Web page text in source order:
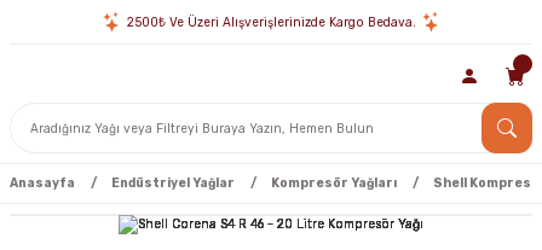
2500₺ Ve Üzeri Alışverişlerinizde Kargo Bedava.
Anasayfa Endüstriyel Yağlar Kompresör Yağları Shell